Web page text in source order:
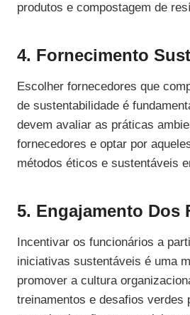
produtos e compostagem de
4. Fornecimento
Escolher fornecedores que
de sustentabilidade é
devem avaliar as práticas
fornecedores e optar por
métodos éticos e sustentáveis
5. Engajamento Dos
Incentivar os funcionários a
iniciativas sustentáveis é uma
promover a cultura
treinamentos e desafios verdes